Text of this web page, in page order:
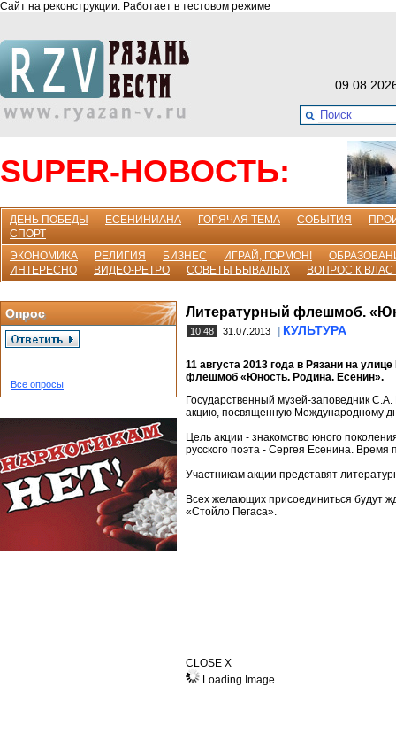
Сайт на реконструкции. Работает в тестовом режиме
SUPER-НОВОСТЬ:
ДЕНЬ ПОБЕДЫ ЕСЕНИНИАНА ГОРЯЧАЯ ТЕМА СОБЫТИЯ
СПОРТ
ЭКОНОМИКА
РЕЛИГИЯ БИЗНЕС ИГРАЙ, ГОРМОН!
ИНТЕРЕСНО
ВИДЕО-РЕТРО СОВЕТЫ БЫВАЛЫХ ВОПРОС К
Опрос
Все опросы
Литературный флешмоб.
10:48 31.07.2013 КУЛЬТУРА
11 августа 2013 года в Рязани на
флешмоб «Юность. Родина. Есенин».
Государственный музей-заповедник
акцию, посвященную Международному
Цель акции - знакомство юного
русского поэта - Сергея Есенина.
Участникам акции представят
Всех желающих присоединиться будут
«Стойло Пегаса».
CLOSE X
Loading Image...